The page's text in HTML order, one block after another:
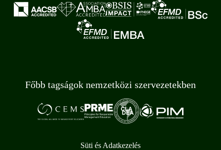
Főbb tagságok nemzetközi szervezetekben
Süti és Adatkezelés